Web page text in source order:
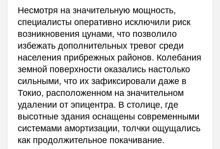
Несмотря на значительную мощность,
специалисты оперативно исключили риск
возникновения цунами, что позволило
избежать дополнительных тревог среди
населения прибрежных районов. Колебания
земной поверхности оказались настолько
сильными, что их зафиксировали даже в
Токио, расположенном на значительном
удалении от эпицентра. В столице, где
высотные здания оснащены современными
системами амортизации, толчки ощущались
как продолжительное покачивание.